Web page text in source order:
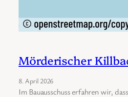
Mörderischer
8. April 2026
Im Bauausschuss erfahren wir,